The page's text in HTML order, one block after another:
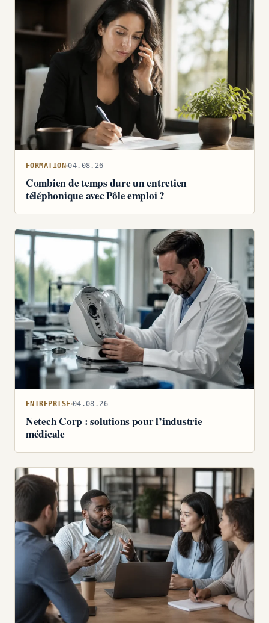
FORMATION 04.08.26
Combien de temps dure un entretien
téléphonique avec Pôle emploi ?
ENTREPRISE 04.08.26
Netech Corp : solutions pour l’industrie
médicale